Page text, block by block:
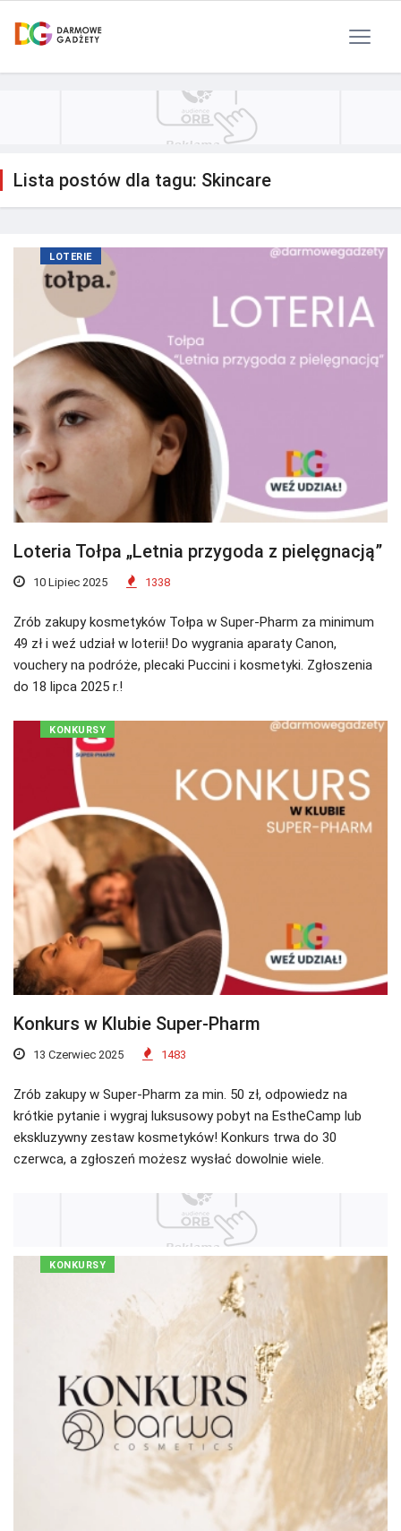
Lista postów dla tagu: Skincare
LOTERIE
Loteria Tołpa „Letnia przygoda z pielęgnacją”
10 Lipiec 2025 1338
Zrób zakupy kosmetyków Tołpa w Super-Pharm za minimum
49 zł i weź udział w loterii! Do wygrania aparaty Canon,
vouchery na podróże, plecaki Puccini i kosmetyki. Zgłoszenia
do 18 lipca 2025 r.!
KONKURSY
Konkurs w Klubie Super-Pharm
13 Czerwiec 2025 1483
Zrób zakupy w Super-Pharm za min. 50 zł, odpowiedz na
krótkie pytanie i wygraj luksusowy pobyt na EstheCamp lub
ekskluzywny zestaw kosmetyków! Konkurs trwa do 30
czerwca, a zgłoszeń możesz wysłać dowolnie wiele.
KONKURSY